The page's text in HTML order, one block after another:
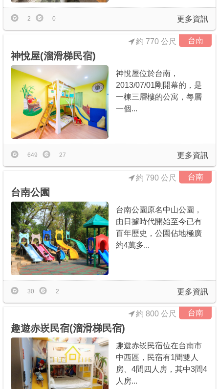
更多資訊
2 0
台南
約 770 公尺
神悅屋(溜滑梯民宿)
神悅屋位於台南，
2013/07/01剛開幕的，是
一棟三層樓的公寓，每層
一個...
更多資訊
649 27
台南
約 790 公尺
台南公園
台南公園原名中山公園，
由日據時代開始至今已有
百年歷史，公園佔地極廣
約4萬多...
更多資訊
30 2
台南
約 800 公尺
趣遊赤崁民宿(溜滑梯民宿)
趣遊赤崁民宿位在台南市
中西區，民宿有1間雙人
房、4間四人房，其中3間4
人房...